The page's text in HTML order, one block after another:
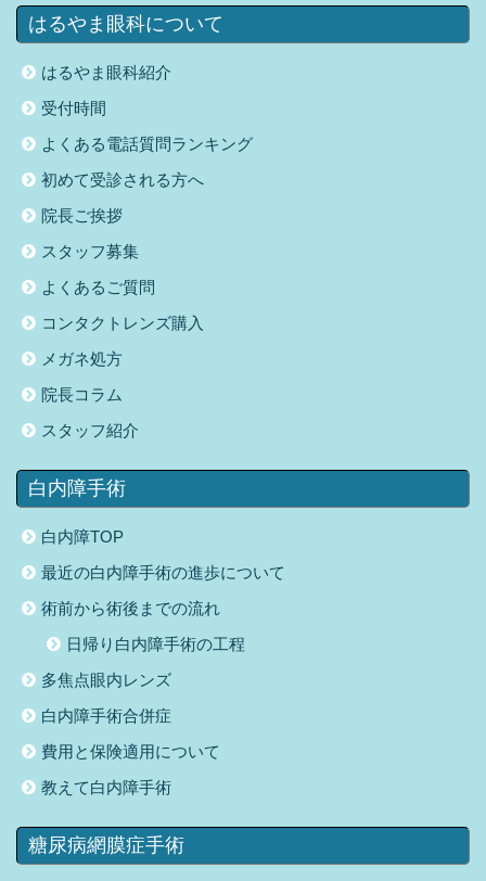
はるやま眼科について
はるやま眼科紹介
受付時間
よくある電話質問ランキング
初めて受診される方へ
院長ご挨拶
スタッフ募集
よくあるご質問
コンタクトレンズ購入
メガネ処方
院長コラム
スタッフ紹介
白内障手術
白内障TOP
最近の白内障手術の進歩について
術前から術後までの流れ
日帰り白内障手術の工程
多焦点眼内レンズ
白内障手術合併症
費用と保険適用について
教えて白内障手術
糖尿病網膜症手術